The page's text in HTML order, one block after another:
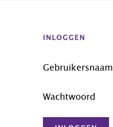
INLOGGEN
Gebruikersnaam
Wachtwoord